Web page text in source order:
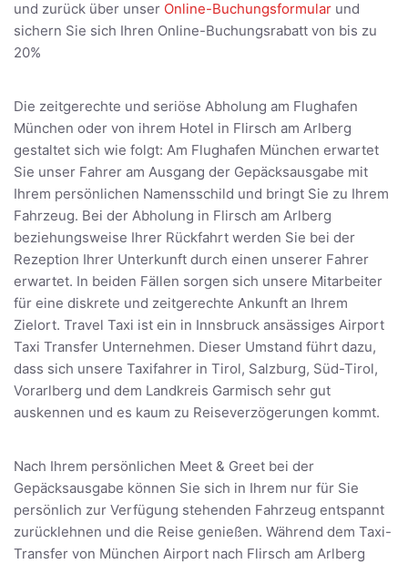
und zurück über unser Online-Buchungsformular und
sichern Sie sich Ihren Online-Buchungsrabatt von bis zu
20%
Die zeitgerechte und seriöse Abholung am Flughafen
München oder von ihrem Hotel in Flirsch am Arlberg
gestaltet sich wie folgt: Am Flughafen München erwartet
Sie unser Fahrer am Ausgang der Gepäcksausgabe mit
Ihrem persönlichen Namensschild und bringt Sie zu Ihrem
Fahrzeug. Bei der Abholung in Flirsch am Arlberg
beziehungsweise Ihrer Rückfahrt werden Sie bei der
Rezeption Ihrer Unterkunft durch einen unserer Fahrer
erwartet. In beiden Fällen sorgen sich unsere Mitarbeiter
für eine diskrete und zeitgerechte Ankunft an Ihrem
Zielort. Travel Taxi ist ein in Innsbruck ansässiges Airport
Taxi Transfer Unternehmen. Dieser Umstand führt dazu,
dass sich unsere Taxifahrer in Tirol, Salzburg, Süd-Tirol,
Vorarlberg und dem Landkreis Garmisch sehr gut
auskennen und es kaum zu Reiseverzögerungen kommt.
Nach Ihrem persönlichen Meet & Greet bei der
Gepäcksausgabe können Sie sich in Ihrem nur für Sie
persönlich zur Verfügung stehenden Fahrzeug entspannt
zurücklehnen und die Reise genießen. Während dem Taxi-
Transfer von München Airport nach Flirsch am Arlberg